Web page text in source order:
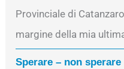
Provinciale di
margine della mia
Sperare – non